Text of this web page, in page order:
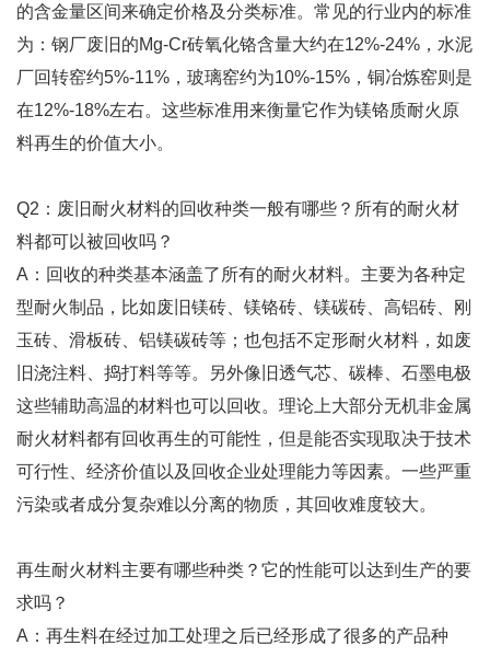
的含金量区间来确定价格及分类标准。常见的行业内的标准
为：钢厂废旧的Mg-Cr砖氧化铬含量大约在12%-24%，水泥
厂回转窑约5%-11%，玻璃窑约为10%-15%，铜冶炼窑则是
在12%-18%左右。这些标准用来衡量它作为镁铬质耐火原
料再生的价值大小。
Q2：废旧耐火材料的回收种类一般有哪些？所有的耐火材
料都可以被回收吗？
A：回收的种类基本涵盖了所有的耐火材料。主要为各种定
型耐火制品，比如废旧镁砖、镁铬砖、镁碳砖、高铝砖、刚
玉砖、滑板砖、铝镁碳砖等；也包括不定形耐火材料，如废
旧浇注料、捣打料等等。另外像旧透气芯、碳棒、石墨电极
这些辅助高温的材料也可以回收。理论上大部分无机非金属
耐火材料都有回收再生的可能性，但是能否实现取决于技术
可行性、经济价值以及回收企业处理能力等因素。一些严重
污染或者成分复杂难以分离的物质，其回收难度较大。
再生耐火材料主要有哪些种类？它的性能可以达到生产的要
求吗？
A：再生料在经过加工处理之后已经形成了很多的产品种